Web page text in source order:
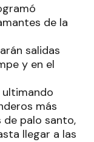
de la
salidas
y en el
más
de palo santo,
llegar a las